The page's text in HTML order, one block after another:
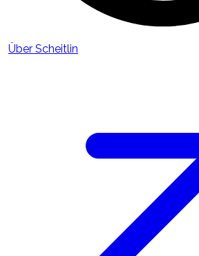
Über Scheitlin